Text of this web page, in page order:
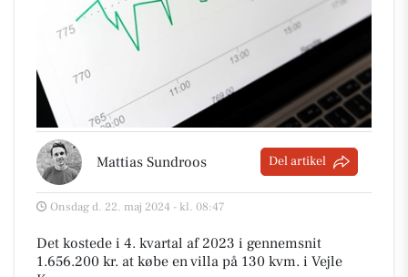
Mattias Sundroos Del artikel
Onsdag d. 22. maj 2024 - kl. 08:47
Det kostede i 4. kvartal af 2023 i gennemsnit
1.656.200 kr. at købe en villa på 130 kvm. i Vejle